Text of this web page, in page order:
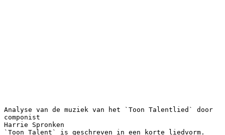
Analyse van de muziek van het `Toon Talentlied` door
componist
Harrie Spronken
`Toon Talent` is geschreven in een korte liedvorm.